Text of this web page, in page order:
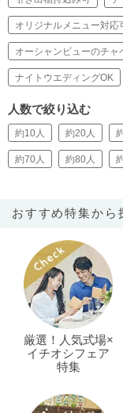
オリジナルメニュー対応
オーシャンビューのチャ
ナイトウエディングOK
人数で絞り込む
約10人 約20人
約70人 約80人
おすすめ特集から
厳選！人気式場×
イチオシフェア
特集